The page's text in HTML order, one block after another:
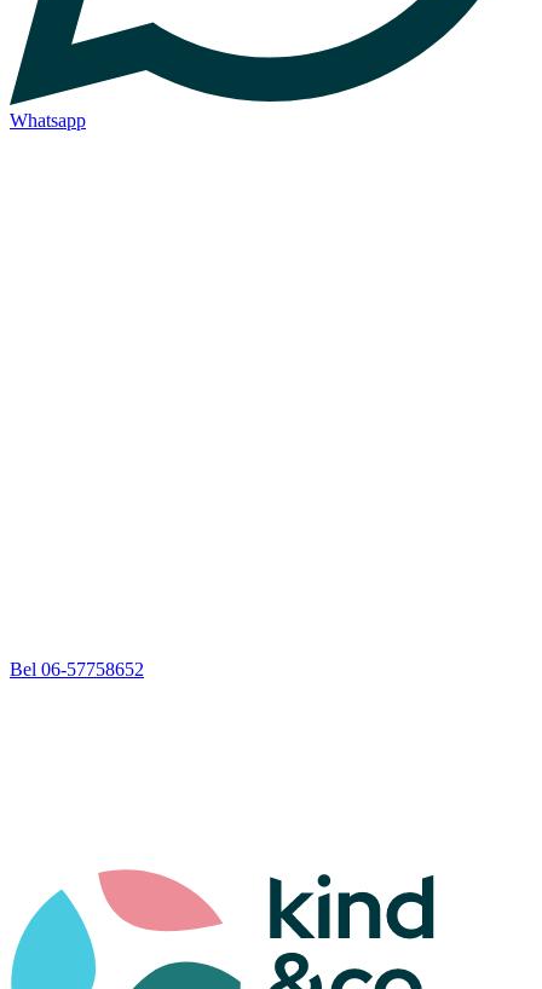
Whatsapp
Bel 06-57758652